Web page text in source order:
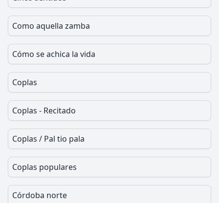
Como aquella zamba
Cómo se achica la vida
Coplas
Coplas - Recitado
Coplas / Pal tio pala
Coplas populares
Córdoba norte